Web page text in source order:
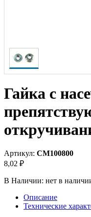
Гайка с
Артикул: CM100800
8,02 ₽
В Наличии: нет в
Описание
Технические